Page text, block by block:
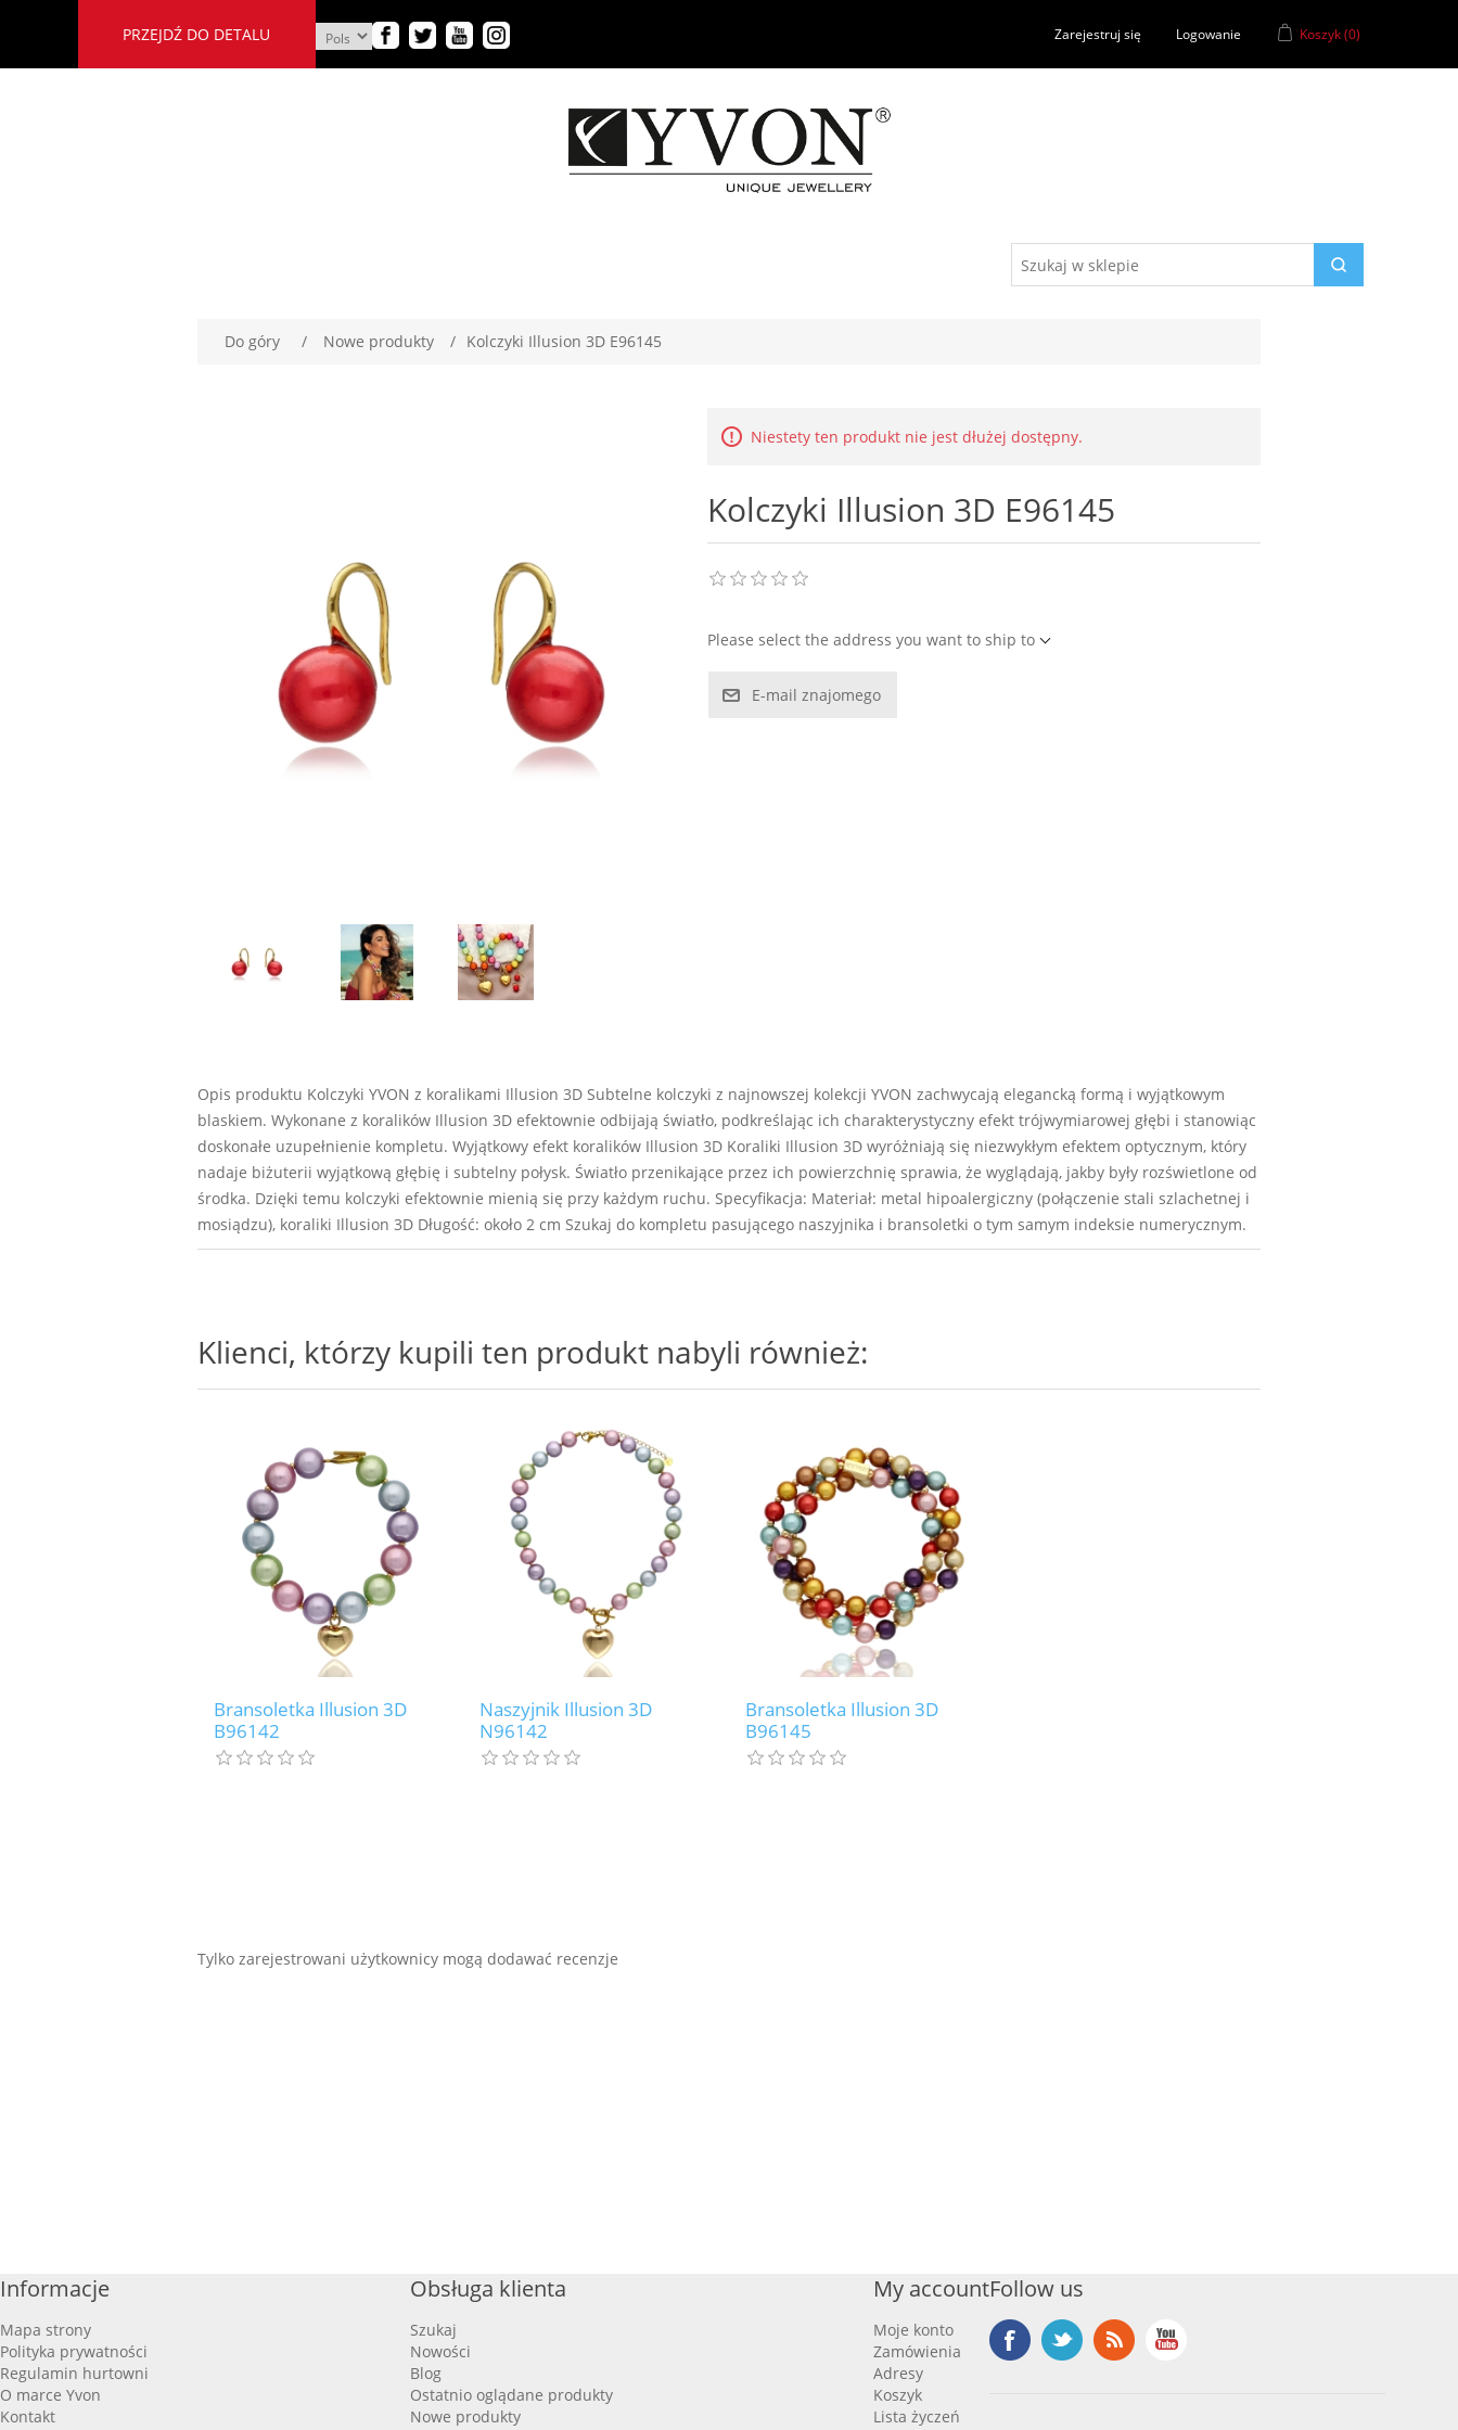
PRZEJDŹ DO DETALU Zarejestruj się Logowanie Koszyk(0)
Do góry / Nowe produkty / Kolczyki Illusion 3D E96145
Niestety ten produkt nie jest dłużej dostępny.
Kolczyki Illusion 3D E96145
Please select the address you want to ship to
E-mail znajomego
Opis produktu Kolczyki YVON z koralikami Illusion 3D Subtelne kolczyki z najnowszej kolekcji YVON zachwycają elegancką formą i wyjątkowym
blaskiem. Wykonane z koralików Illusion 3D efektownie odbijają światło, podkreślając ich charakterystyczny efekt trójwymiarowej głębi i stanowiąc
doskonałe uzupełnienie kompletu. Wyjątkowy efekt koralików Illusion 3D Koraliki Illusion 3D wyróżniają się niezwykłym efektem optycznym, który
nadaje biżuterii wyjątkową głębię i subtelny połysk. Światło przenikające przez ich powierzchnię sprawia, że wyglądają, jakby były rozświetlone od
środka. Dzięki temu kolczyki efektownie mienią się przy każdym ruchu. Specyfikacja: Materiał: metal hipoalergiczny (połączenie stali szlachetnej i
mosiądzu), koraliki Illusion 3D Długość: około 2 cm Szukaj do kompletu pasującego naszyjnika i bransoletki o tym samym indeksie numerycznym.
Klienci, którzy kupili ten produkt nabyli również:
Bransoletka Illusion 3D
B96142
Naszyjnik Illusion 3D
N96142
Bransoletka Illusion 3D
B96145
Tylko zarejestrowani użytkownicy mogą dodawać recenzje
Informacje
Mapa strony
Polityka prywatności
Regulamin hurtowni
O marce Yvon
Kontakt
Obsługa klienta
Szukaj
Nowości
Blog
Ostatnio oglądane produkty
Nowe produkty
My account
Moje konto
Zamówienia
Adresy
Koszyk
Lista życzeń
Follow us